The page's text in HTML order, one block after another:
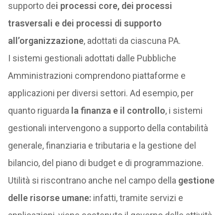
supporto dei processi core, dei processi
trasversali e dei processi di supporto
all’organizzazione, adottati da ciascuna PA.
I sistemi gestionali adottati dalle Pubbliche
Amministrazioni comprendono piattaforme e
applicazioni per diversi settori. Ad esempio, per
quanto riguarda la finanza e il controllo, i sistemi
gestionali intervengono a supporto della contabilità
generale, finanziaria e tributaria e la gestione del
bilancio, del piano di budget e di programmazione.
Utilità si riscontrano anche nel campo della gestione
delle risorse umane: infatti, tramite servizi e